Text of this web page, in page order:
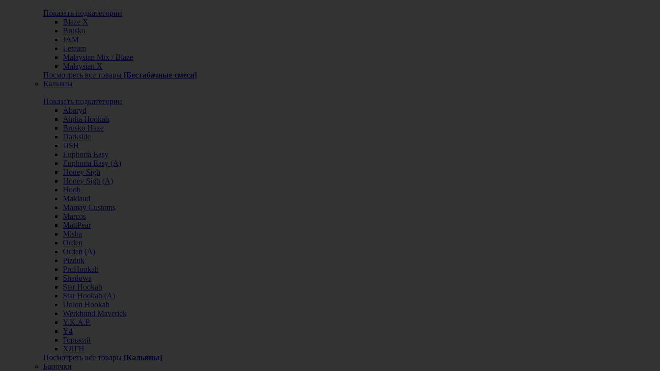
Показать подкатегории
Blaze X
Brusko
JAM
Leteam
Malaysian Mix / Blaze
Malaysian X
Посмотреть все товары [Бестабачные смеси]
Кальяны
Показать подкатегории
Abaryd
Alpha Hookah
Brusko Haze
Darkside
DSH
Euphoria Easy
Euphoria Easy (А)
Honey Sigh
Honey Sigh (А)
Hoob
Maklaud
Mamay Customs
Marcos
MattPear
Misha
Orden
Orden (А)
Pizduk
ProHookah
Shadows
Star Hookah
Star Hookah (А)
Union Hookah
Werkbund Maverick
Y.K.A.P.
Y4
Горький
ХЛГН
Посмотреть все товары [Кальяны]
Баночки